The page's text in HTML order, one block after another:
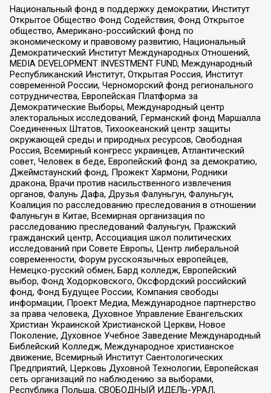
Национальный фонд в поддержку демократии, Институт
Открытое Общество Фонд Содействия, Фонд Открытое
общество, Американо-российский фонд по
экономическому и правовому развитию, Национальный
Демократический Институт Международных Отношений,
MEDIA DEVELOPMENT INVESTMENT FUND, Международный
Республиканский Институт, Открытая Россия, Институт
современной России, Черноморский фонд регионального
сотрудничества, Европейская Платформа за
Демократические Выборы, Международный центр
электоральных исследований, Германский фонд Маршалла
Соединенных Штатов, Тихоокеанский центр защиты
окружающей среды и природных ресурсов, Свободная
Россия, Всемирный конгресс украинцев, Атлантический
совет, Человек в беде, Европейский фонд за демократию,
Джеймстаунский фонд, Прожект Хармони, Родники
дракона, Врачи против насильственного извлечения
органов, Фалунь Дафа, Друзья Фалуньгун, Фалуньгун,
Коалиция по расследованию преследования в отношении
Фалуньгун в Китае, Всемирная организация по
расследованию преследований Фалуньгун, Пражский
гражданский центр, Ассоциация школ политических
исследований при Совете Европы, Центр либеральной
современности, Форум русскоязычных европейцев,
Немецко-русский обмен, Бард колледж, Европейский
выбор, Фонд Ходорковского, Оксфордский российский
фонд, Фонд Будущее России, Компания свободы
информации, Проект Медиа, Международное партнерство
за права человека, Духовное Управление Евангельских
Христиан Украинской Христианской Церкви, Новое
Поколение, Духовное Учебное Заведение Международный
Библейский Колледж, Международное христианское
движение, Всемирный Институт Саентологических
Предприятий, Церковь Духовной Технологии, Европейская
сеть организаций по наблюдению за выборами,
Республика Польша, СВОБОДНЫЙ ИДЕЛЬ-УРАЛ,